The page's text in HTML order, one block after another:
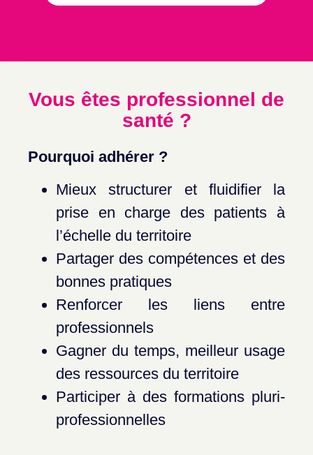
Vous êtes professionnel de
santé ?
Pourquoi adhérer ?
Mieux structurer et fluidifier la
prise en charge des patients à
l’échelle du territoire
Partager des compétences et des
bonnes pratiques
Renforcer les liens entre
professionnels
⁠Gagner du temps, meilleur usage
des ressources du territoire
Participer à des formations pluri-
professionnelles